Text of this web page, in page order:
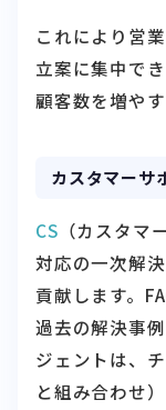
これにより営
立案に集中で
顧客数を増や
カスタマーサ
CS （カスタマ
対応の一次解
貢献します。
過去の解決事
ジェントは、
と組み合わせ